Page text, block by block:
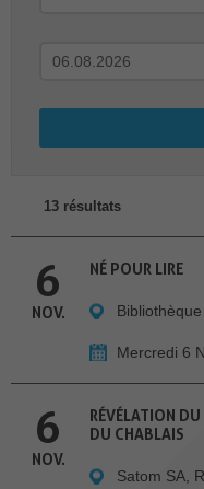
13 résultats
6
NOV.
NÉ POUR LIRE
Mercredi 6
6
NOV.
RÉVÉLATION
DU CHABLAIS
Satom SA,